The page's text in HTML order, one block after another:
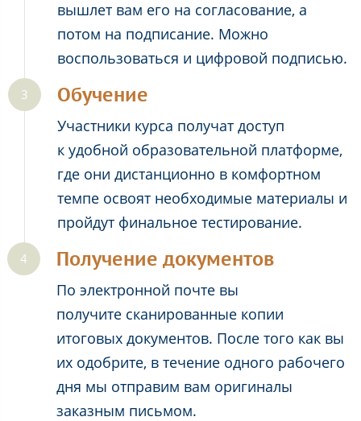
вышлет вам его на согласование, а
потом на подписание. Можно
воспользоваться и цифровой подписью.
Обучение
Участники курса получат доступ
к удобной образовательной платформе,
где они дистанционно в комфортном
темпе освоят необходимые материалы и
пройдут финальное тестирование.
Получение документов
По электронной почте вы
получите сканированные копии
итоговых документов. После того как вы
их одобрите, в течение одного рабочего
дня мы отправим вам оригиналы
заказным письмом.